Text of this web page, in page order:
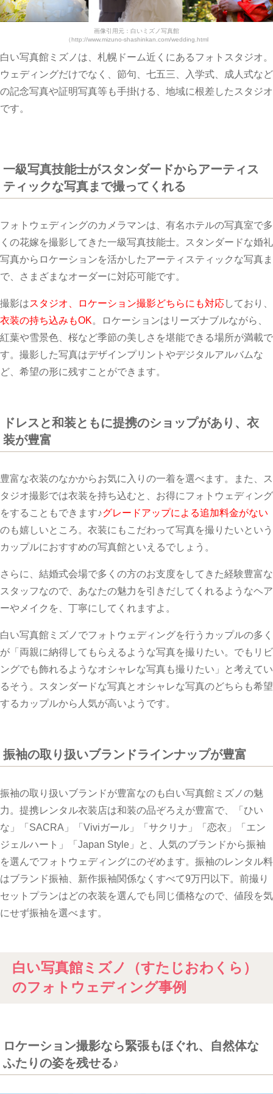
画像引用元：白いミズノ写真館
（http://www.mizuno-shashinkan.com/wedding.html
白い写真館ミズノは、札幌ドーム近くにあるフォトスタジオ。
ウェディングだけでなく、節句、七五三、入学式、成人式など
の記念写真や証明写真等も手掛ける、地域に根差したスタジオ
です。
一級写真技能士がスタンダードからアーティス
ティックな写真まで撮ってくれる
フォトウェディングのカメラマンは、有名ホテルの写真室で多
くの花嫁を撮影してきた一級写真技能士。スタンダードな婚礼
写真からロケーションを活かしたアーティスティックな写真ま
で、さまざまなオーダーに対応可能です。
撮影はスタジオ、ロケーション撮影どちらにも対応しており、
衣装の持ち込みもOK。ロケーションはリーズナブルながら、
紅葉や雪景色、桜など季節の美しさを堪能できる場所が満載で
す。撮影した写真はデザインプリントやデジタルアルバムな
ど、希望の形に残すことができます。
ドレスと和装ともに提携のショップがあり、衣
装が豊富
豊富な衣装のなかからお気に入りの一着を選べます。また、ス
タジオ撮影では衣装を持ち込むと、お得にフォトウェディング
をすることもできます♪グレードアップによる追加料金がない
のも嬉しいところ。衣装にもこだわって写真を撮りたいという
カップルにおすすめの写真館といえるでしょう。
さらに、結婚式会場で多くの方のお支度をしてきた経験豊富な
スタッフなので、あなたの魅力を引きだしてくれるようなヘア
ーやメイクを、丁寧にしてくれますよ。
白い写真館ミズノでフォトウェディングを行うカップルの多く
が「両親に納得してもらえるような写真を撮りたい。でもリビ
ングでも飾れるようなオシャレな写真も撮りたい」と考えてい
るそう。スタンダードな写真とオシャレな写真のどちらも希望
するカップルから人気が高いようです。
振袖の取り扱いブランドラインナップが豊富
振袖の取り扱いブランドが豊富なのも白い写真館ミズノの魅
力。提携レンタル衣装店は和装の品ぞろえが豊富で、「ひい
な」「SACRA」「Viviガール」「サクリナ」「恋衣」「エン
ジェルハート」「Japan Style」と、人気のブランドから振袖
を選んでフォトウェディングにのぞめます。振袖のレンタル料
はブランド振袖、新作振袖関係なくすべて9万円以下。前撮り
セットプランはどの衣装を選んでも同じ価格なので、値段を気
にせず振袖を選べます。
白い写真館ミズノ（すたじおわくら）
のフォトウェディング事例
ロケーション撮影なら緊張もほぐれ、自然体な
ふたりの姿を残せる♪